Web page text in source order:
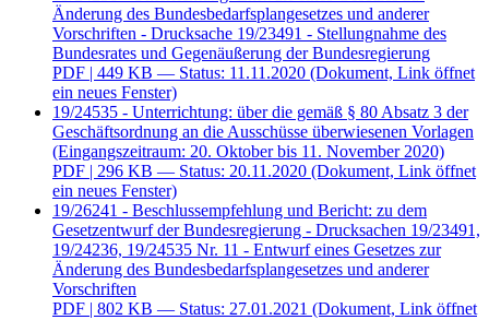
Änderung des Bundesbedarfsplangesetzes und anderer
Vorschriften - Drucksache 19/23491 - Stellungnahme des
Bundesrates und Gegenäußerung der Bundesregierung
PDF | 449 KB — Status: 11.11.2020 (Dokument, Link öffnet
ein neues Fenster)
19/24535 - Unterrichtung: über die gemäß § 80 Absatz 3 der
Geschäftsordnung an die Ausschüsse überwiesenen Vorlagen
(Eingangszeitraum: 20. Oktober bis 11. November 2020)
PDF | 296 KB — Status: 20.11.2020 (Dokument, Link öffnet
ein neues Fenster)
19/26241 - Beschlussempfehlung und Bericht: zu dem
Gesetzentwurf der Bundesregierung - Drucksachen 19/23491,
19/24236, 19/24535 Nr. 11 - Entwurf eines Gesetzes zur
Änderung des Bundesbedarfsplangesetzes und anderer
Vorschriften
PDF | 802 KB — Status: 27.01.2021 (Dokument, Link öffnet